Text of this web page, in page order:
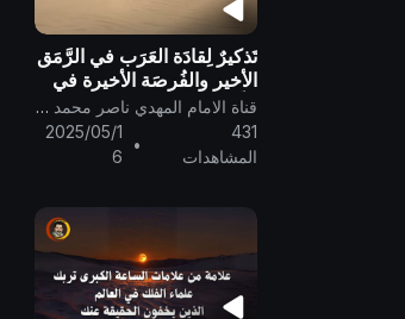
تَذكيرٌ لِقادَة العَرَب في الرَّمَق
الأخير والفُرصَة الأخيرة في
القِّمَّةِ العَرَبيَّة المُقبِلة في
العِراق..
قناة الامام المهدي ناصر محمد اليماني
431
المشاهدات
•
2025/05/1
6